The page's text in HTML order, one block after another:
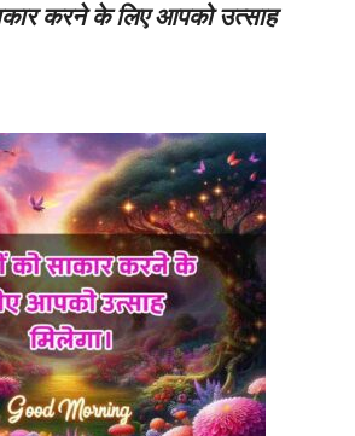
करने के लिए आपको उत्साह